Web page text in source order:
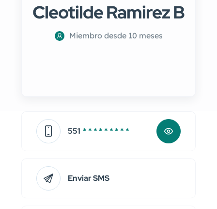
Cleotilde Ramirez B
Miembro desde 10 meses
551 * * * * * * * * *
Enviar SMS